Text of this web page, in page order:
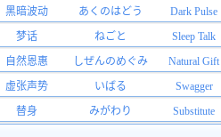
黑暗波动 あくのはどう
Dark Pulse
梦话 ねごと
Sleep Talk
自然恩惠 しぜんのめぐみ
Natural Gift
虚张声势 いばる
Swagger
替身 みがわり Substitute